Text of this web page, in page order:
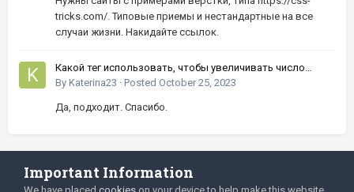
tricks.com/. Типовые приемы и нестандартные на все
случаи жизни. Накидайте ссылок.
Какой тег использовать, чтобы увеличивать число
кнопками вверх-вниз?
By Katerina23 · Posted October 25, 2023
Да, подходит. Спасибо.
Language Privacy Policy
Important Information